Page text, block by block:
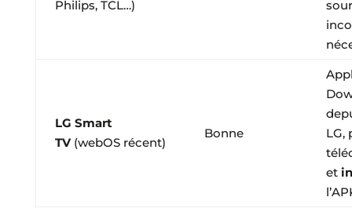
Philips, TCL…)
LG Smart
TV(webOS récent)
Bonne
LG,
et